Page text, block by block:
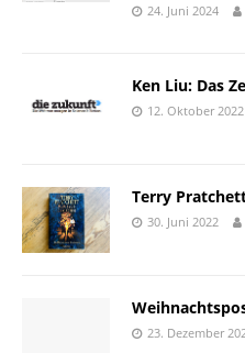
24. Juni 2024
Ken Liu: Das
12. Oktober 2022
Terry
30. Juni 2022
23. Dezember